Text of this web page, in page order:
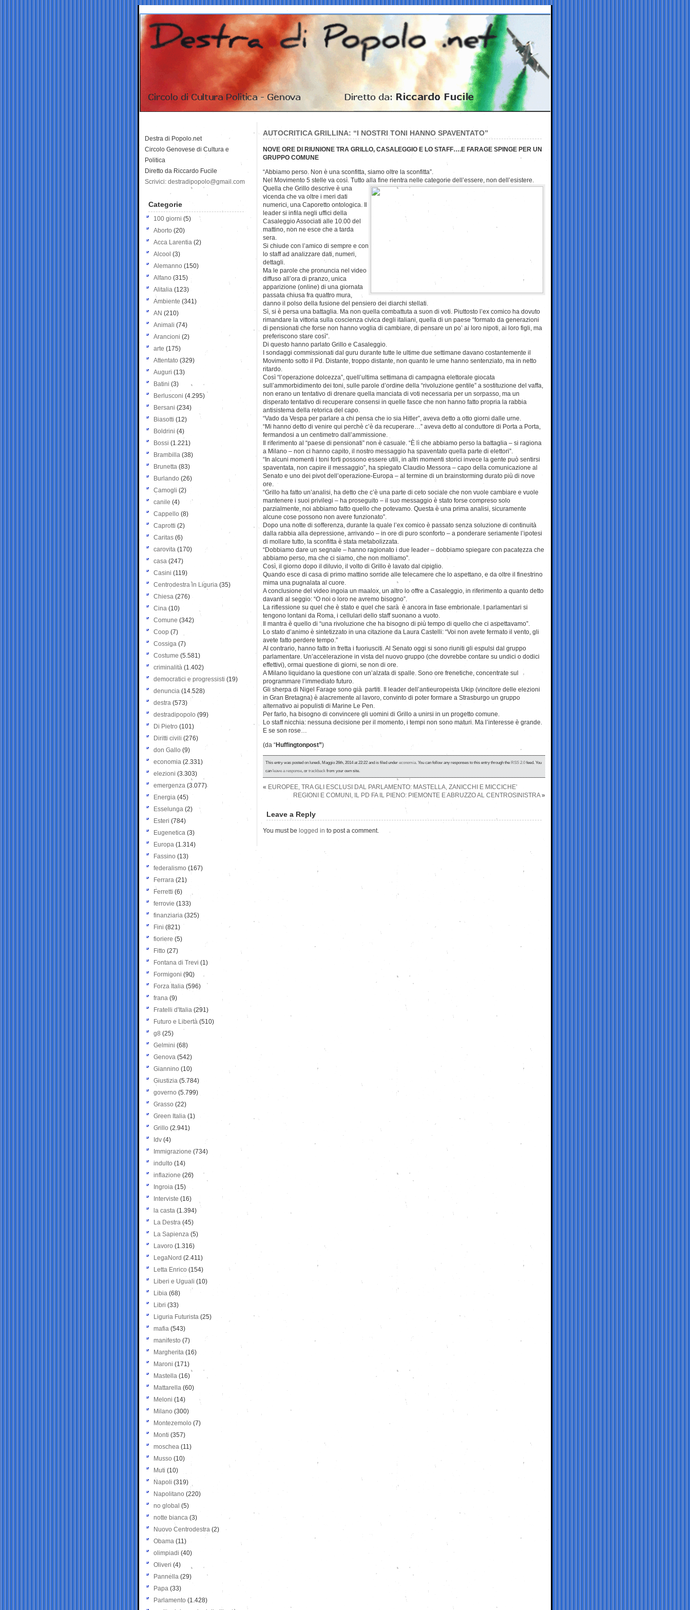
AUTOCRITICA GRILLINA: “I NOSTRI TONI HANNO SPAVENTATO”
NOVE ORE DI RIUNIONE TRA GRILLO, CASALEGGIO E LO STAFF….E FARAGE SPINGE PER UN
GRUPPO COMUNE
“Abbiamo perso. Non è una sconfitta, siamo oltre la sconfitta”.
Nel Movimento 5 stelle va così. Tutto alla fine rientra nelle categorie dell’essere, non dell’esistere.
Quella che Grillo descrive è una
vicenda che va oltre i meri dati
numerici, una Caporetto ontologica. Il
leader si infila negli uffici della
Casaleggio Associati alle 10.00 del
mattino, non ne esce che a tarda
sera.
Si chiude con l’amico di sempre e con
lo staff ad analizzare dati, numeri,
dettagli.
Ma le parole che pronuncia nel video
diffuso all’ora di pranzo, unica
apparizione (online) di una giornata
passata chiusa fra quattro mura,
danno il polso della fusione del pensiero dei diarchi stellati.
Sì, si è persa una battaglia. Ma non quella combattuta a suon di voti. Piuttosto l’ex comico ha dovuto
rimandare la vittoria sulla coscienza civica degli italiani, quella di un paese “formato da generazioni
di pensionati che forse non hanno voglia di cambiare, di pensare un po’ ai loro nipoti, ai loro figli, ma
preferiscono stare così”.
Di questo hanno parlato Grillo e Casaleggio.
I sondaggi commissionati dal guru durante tutte le ultime due settimane davano costantemente il
Movimento sotto il Pd. Distante, troppo distante, non quanto le urne hanno sentenziato, ma in netto
ritardo.
Così “l’operazione dolcezza”, quell’ultima settimana di campagna elettorale giocata
sull’ammorbidimento dei toni, sulle parole d’ordine della “rivoluzione gentile” a sostituzione del vaffa,
non erano un tentativo di drenare quella manciata di voti necessaria per un sorpasso, ma un
disperato tentativo di recuperare consensi in quelle fasce che non hanno fatto propria la rabbia
antisistema della retorica del capo.
“Vado da Vespa per parlare a chi pensa che io sia Hitler”, aveva detto a otto giorni dalle urne.
“Mi hanno detto di venire qui perchè c’è da recuperare…” aveva detto al conduttore di Porta a Porta,
fermandosi a un centimetro dall’ammissione.
Il riferimento al “paese di pensionati” non è casuale. “È lì che abbiamo perso la battaglia – si ragiona
a Milano – non ci hanno capito, il nostro messaggio ha spaventato quella parte di elettori”.
“In alcuni momenti i toni forti possono essere utili, in altri momenti storici invece la gente può sentirsi
spaventata, non capire il messaggio”, ha spiegato Claudio Messora – capo della comunicazione al
Senato e uno dei pivot dell’operazione-Europa – al termine di un brainstorming durato più di nove
ore.
“Grillo ha fatto un’analisi, ha detto che c’è una parte di ceto sociale che non vuole cambiare e vuole
mantenere i suoi privilegi – ha proseguito – il suo messaggio è stato forse compreso solo
parzialmente, noi abbiamo fatto quello che potevamo. Questa è una prima analisi, sicuramente
alcune cose possono non avere funzionato”.
Dopo una notte di sofferenza, durante la quale l’ex comico è passato senza soluzione di continuità
dalla rabbia alla depressione, arrivando – in ore di puro sconforto – a ponderare seriamente l’ipotesi
di mollare tutto, la sconfitta è stata metabolizzata.
“Dobbiamo dare un segnale – hanno ragionato i due leader – dobbiamo spiegare con pacatezza che
abbiamo perso, ma che ci siamo, che non molliamo”.
Così, il giorno dopo il diluvio, il volto di Grillo è lavato dal cipiglio.
Quando esce di casa di primo mattino sorride alle telecamere che lo aspettano, e da oltre il finestrino
mima una pugnalata al cuore.
A conclusione del video ingoia un maalox, un altro lo offre a Casaleggio, in riferimento a quanto detto
davanti al seggio: “O noi o loro ne avremo bisogno”.
La riflessione su quel che è stato e quel che sarà è ancora in fase embrionale. I parlamentari si
tengono lontani da Roma, i cellulari dello staff suonano a vuoto.
Il mantra è quello di “una rivoluzione che ha bisogno di più tempo di quello che ci aspettavamo”.
Lo stato d’animo è sintetizzato in una citazione da Laura Castelli: “Voi non avete fermato il vento, gli
avete fatto perdere tempo.”
Al contrario, hanno fatto in fretta i fuoriusciti. Al Senato oggi si sono riuniti gli espulsi dal gruppo
parlamentare. Un’accelerazione in vista del nuovo gruppo (che dovrebbe contare su undici o dodici
effettivi), ormai questione di giorni, se non di ore.
A Milano liquidano la questione con un’alzata di spalle. Sono ore frenetiche, concentrate sul
programmare l’immediato futuro.
Gli sherpa di Nigel Farage sono già partiti. Il leader dell’antieuropeista Ukip (vincitore delle elezioni
in Gran Bretagna) è alacremente al lavoro, convinto di poter formare a Strasburgo un gruppo
alternativo ai populisti di Marine Le Pen.
Per farlo, ha bisogno di convincere gli uomini di Grillo a unirsi in un progetto comune.
Lo staff nicchia: nessuna decisione per il momento, i tempi non sono maturi. Ma l’interesse è grande.
E se son rose…
(da “Huffingtonpost”)
This entry was posted on lunedì, Maggio 26th, 2014 at 22:22 and is filed undereconomia. You can follow any responses to this entry through theRSS 2.0feed. You
canleave a response, ortrackbackfrom your own site.
« EUROPEE, TRA GLI ESCLUSI DAL PARLAMENTO: MASTELLA, ZANICCHI E MICCICHE’
REGIONI E COMUNI, IL PD FA IL PIENO: PIEMONTE E ABRUZZO AL CENTROSINISTRA»
Leave a Reply
You must be logged in to post a comment.
Destra di Popolo.net
Circolo Genovese di Cultura e
Politica
Diretto da Riccardo Fucile
Scrivici: destradipopolo@gmail.com
Categorie
100 giorni (5)
Aborto (20)
Acca Larentia (2)
Alcool (3)
Alemanno (150)
Alfano (315)
Alitalia (123)
Ambiente (341)
AN (210)
Animali (74)
Arancioni (2)
arte (175)
Attentato (329)
Auguri (13)
Batini (3)
Berlusconi (4.295)
Bersani (234)
Biasotti (12)
Boldrini (4)
Bossi (1.221)
Brambilla (38)
Brunetta (83)
Burlando (26)
Camogli (2)
canile (4)
Cappello (8)
Caprotti (2)
Caritas (6)
carovita (170)
casa (247)
Casini (119)
Centrodestra in Liguria (35)
Chiesa (276)
Cina (10)
Comune (342)
Coop (7)
Cossiga (7)
Costume (5.581)
criminalità (1.402)
democratici e progressisti (19)
denuncia (14.528)
destra (573)
destradipopolo (99)
Di Pietro (101)
Diritti civili (276)
don Gallo (9)
economia (2.331)
elezioni (3.303)
emergenza (3.077)
Energia (45)
Esselunga (2)
Esteri (784)
Eugenetica (3)
Europa (1.314)
Fassino (13)
federalismo (167)
Ferrara (21)
Ferretti (6)
ferrovie (133)
finanziaria (325)
Fini (821)
fioriere (5)
Fitto (27)
Fontana di Trevi (1)
Formigoni (90)
Forza Italia (596)
frana (9)
Fratelli d'Italia (291)
Futuro e Libertà (510)
g8 (25)
Gelmini (68)
Genova (542)
Giannino (10)
Giustizia (5.784)
governo (5.799)
Grasso (22)
Green Italia (1)
Grillo (2.941)
Idv (4)
Immigrazione (734)
indulto (14)
inflazione (26)
Ingroia (15)
Interviste (16)
la casta (1.394)
La Destra (45)
La Sapienza (5)
Lavoro (1.316)
LegaNord (2.411)
Letta Enrico (154)
Liberi e Uguali (10)
Libia (68)
Libri (33)
Liguria Futurista (25)
mafia (543)
manifesto (7)
Margherita (16)
Maroni (171)
Mastella (16)
Mattarella (60)
Meloni (14)
Milano (300)
Montezemolo (7)
Monti (357)
moschea (11)
Musso (10)
Muti (10)
Napoli (319)
Napolitano (220)
no global (5)
notte bianca (3)
Nuovo Centrodestra (2)
Obama (11)
olimpiadi (40)
Oliveri (4)
Pannella (29)
Papa (33)
Parlamento (1.428)